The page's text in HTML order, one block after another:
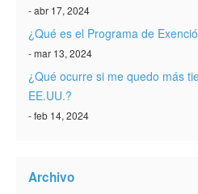
- abr 17, 2024
¿Qué es el Programa de
- mar 13, 2024
¿Qué ocurre si me quedo más
EE.UU.?
- feb 14, 2024
Archivo